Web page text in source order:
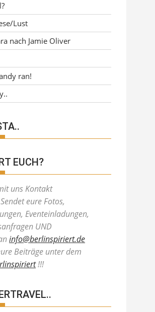
Lust
nach Jamie Oliver
ran!
EUCH?
uns Kontakt
eure Fotos,
Eventeinladungen,
UND
info@berlinspiriert.de
Beiträge unter dem
!!!